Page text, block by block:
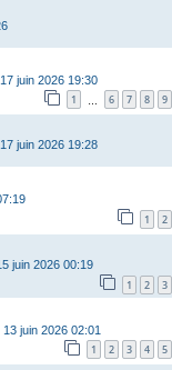
juin 2026 19:30
1 6 7 8 9
juin 2026 19:28
1 2
juin 2026 00:19
1 2 3
juin 2026 02:01
1 2 3 4 5